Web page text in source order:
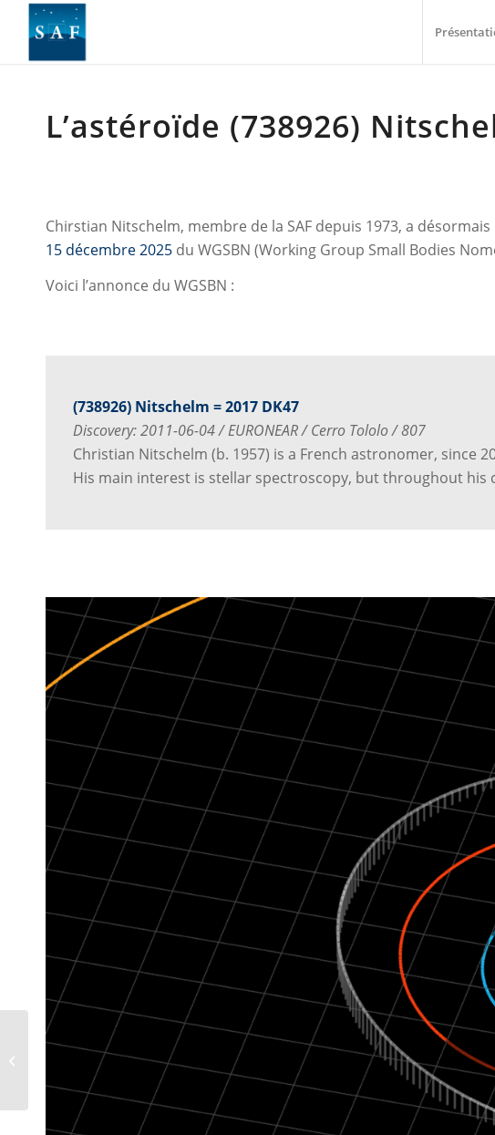
L’astéroïde (738926)
Chirstian Nitschelm, membre de la SAF depuis 1973, a
15 décembre 2025 du WGSBN (Working Group Small Bodies
Voici l’annonce du WGSBN :
(738926) Nitschelm = 2017 DK47
Discovery: 2011-06-04 / EURONEAR / Cerro Tololo / 807
Christian Nitschelm (b. 1957) is a French astronomer, since
His main interest is stellar spectroscopy, but throughout his
L’héritage de
Flammarion